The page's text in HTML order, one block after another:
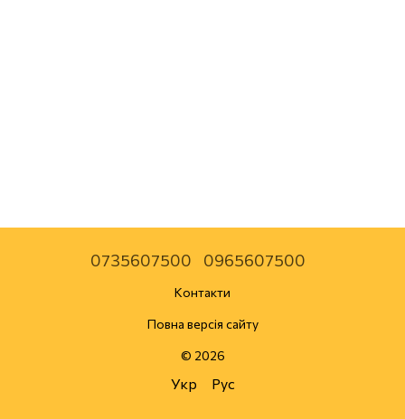
0735607500 0965607500
Контакти
Повна версія сайту
© 2026
Укр Рус